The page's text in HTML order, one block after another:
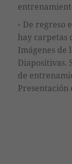
De regreso
hay carpetas
Imágenes de
Diapositivas.
de
Presentación